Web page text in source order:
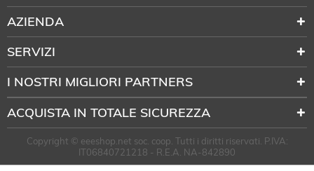
AZIENDA
SERVIZI
I NOSTRI MIGLIORI PARTNERS
ACQUISTA IN TOTALE SICUREZZA
Copyright © eeeshop.net soc. coop. Tutti i diritti riservati. P.IVA:
IT06840721218 - R.E.A. NA-842890